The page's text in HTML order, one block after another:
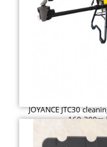
JOYANCE JTC30
160-200m